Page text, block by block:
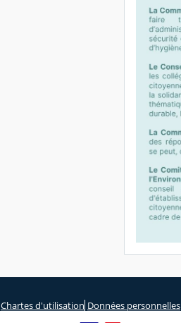
Chartes d'utilisation Données personnelles